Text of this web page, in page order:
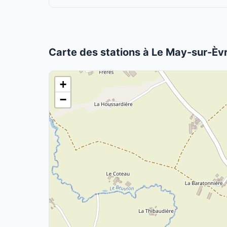
Carte des stations à Le May-sur-
+
−